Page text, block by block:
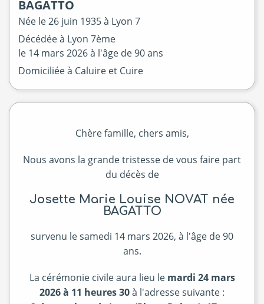
BAGATTO
Née le26 juin 1935 à Lyon 7
Décédée à Lyon 7ème
le 14 mars 2026à l'âge de 90 ans
Domiciliée à Caluire et Cuire
Chère famille, chers amis,
Nous avons la grande tristesse de vous faire part
du décès de
Josette Marie Louise NOVAT née
BAGATTO
survenu le samedi 14 mars 2026, à l'âge de 90
ans.
La cérémonie civile aura lieu le mardi 24 mars
2026 à 11 heures 30à l'adresse suivante :